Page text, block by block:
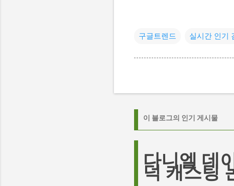
구글트렌드 실시간 인기
이 블로그의 인기 게시물
다니엘 데
덕 캐스팅